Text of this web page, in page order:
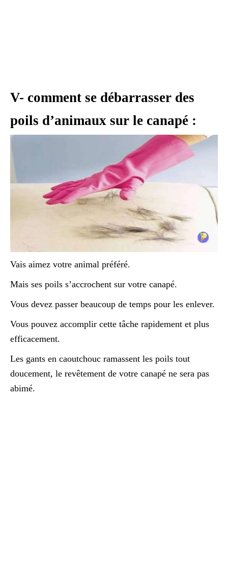
V- comment se débarrasser des
poils d’animaux sur le canapé :
Vais aimez votre animal préféré.
Mais ses poils s’accrochent sur votre canapé.
Vous devez passer beaucoup de temps pour les enlever.
Vous pouvez accomplir cette tâche rapidement et plus
efficacement.
Les gants en caoutchouc ramassent les poils tout
doucement, le revêtement de votre canapé ne sera pas
abimé.